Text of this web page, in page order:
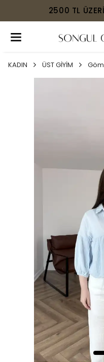
2500 TL
KADIN ÜST GİYİM